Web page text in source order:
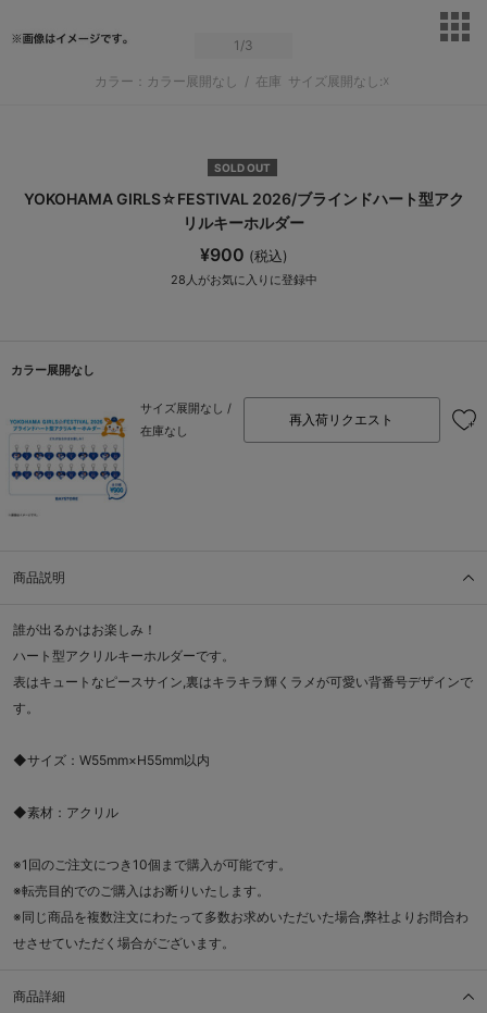
1 /3
カラー：カラー展開なし / 在庫 サイズ展開なし:☓
SOLD OUT
YOKOHAMA GIRLS☆FESTIVAL 2026/ブラインドハート型アク
リルキーホルダー
¥900 (税込)
28 人がお気に入りに登録中
カラー展開なし
サイズ展開なし /
在庫なし
再入荷リクエスト
商品説明
誰が出るかはお楽しみ！
ハート型アクリルキーホルダーです。
表はキュートなピースサイン,裏はキラキラ輝くラメが可愛い背番号デザインで
す。
◆サイズ：W55mm×H55mm以内
◆素材：アクリル
※1回のご注文につき10個まで購入が可能です。
※転売目的でのご購入はお断りいたします。
※同じ商品を複数注文にわたって多数お求めいただいた場合,弊社よりお問合わ
せさせていただく場合がございます。
商品詳細